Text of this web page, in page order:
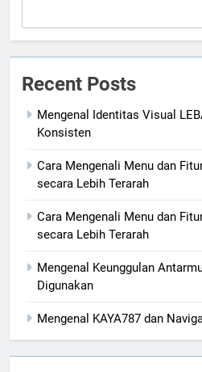
Recent Posts
Mengenal Identitas Visual
Konsisten
Cara Mengenali Menu dan
secara Lebih Terarah
Cara Mengenali Menu dan
secara Lebih Terarah
Mengenal Keunggulan
Digunakan
Mengenal KAYA787 dan